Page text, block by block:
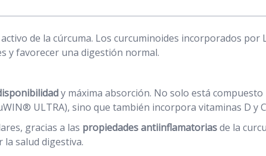
de la cúrcuma. Los curcuminoides incorporados por
y favorecer una digestión normal.
y máxima absorción. No solo está compuesto
ULTRA), sino que también incorpora vitaminas D y
gracias a las propiedades antiinflamatoriasde la
salud digestiva.